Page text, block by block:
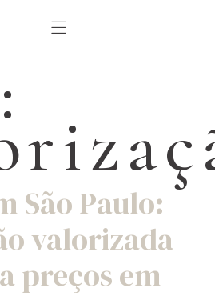
São Paulo:
valorizada
preços em